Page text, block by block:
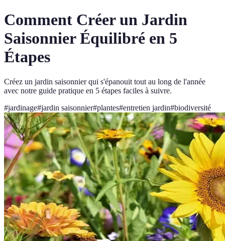
Comment Créer un Jardin
Saisonnier Équilibré en 5
Étapes
Créez un jardin saisonnier qui s'épanouit tout au long de l'année
avec notre guide pratique en 5 étapes faciles à suivre.
#jardinage#jardin saisonnier#plantes#entretien jardin#biodiversité